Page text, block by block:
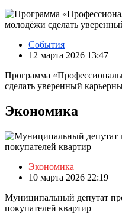
События
12 марта 2026 13:47
Программа
сделать уверенный
Экономика
Экономика
10 марта 2026 22:19
Муниципальный депутат
покупателей квартир